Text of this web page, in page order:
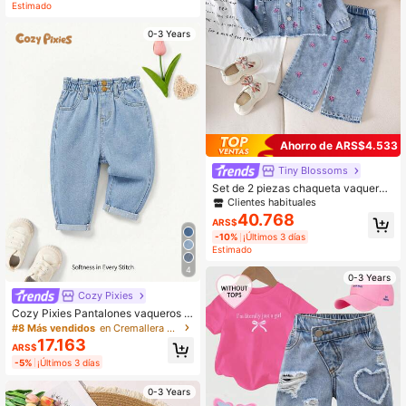
Estimado
0-3 Years
4
Cozy Pixies
Cozy Pixies Pantalones vaqueros d
e mezclilla suave y holgados con v
olantes en la cintura y dobladillo en
rollado para niñas bebé en estilo bo
hemio de verano
#8 Más vendidos en Cremallera Denim para niñas
ARS$17.163
-5% ¡Últimos 3 días
0-3 Years
Ahorro de ARS$4.533
Tiny BIossoms
Set de 2 piezas chaqueta vaquera
de manga larga con lazo + pantalon
es vaqueros para niñas bebé, para
otoño y primavera
Clientes habituales
ARS$40.768
-10% ¡Últimos 3 días
Estimado
0-3 Years